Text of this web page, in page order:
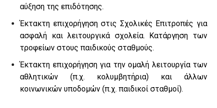
αύξηση της επιδότησης.
Έκτακτη επιχορήγηση στις Σχολικές Επιτροπές για
ασφαλή και λειτουργικά σχολεία. Κατάργηση των
τροφείων στους παιδικούς σταθμούς.
Έκτακτη επιχορήγηση για την ομαλή λειτουργία των
αθλητικών (π.χ. κολυμβητήρια) και άλλων
κοινωνικών υποδομών (π.χ. παιδικοί σταθμοί).